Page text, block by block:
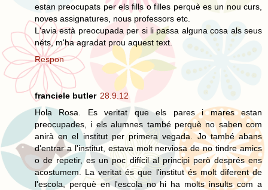
estan preocupats per els fills o filles perquè es un nou curs,
noves assignatures, nous professors etc.
L'avia està preocupada per si li passa alguna cosa als seus
néts, m'ha agradat prou aquest text.
Respon
franciele butler 28.9.12
Hola Rosa. Es veritat que els pares i mares estan
preocupades, i els alumnes també perquè no saben com
anirà en el institut per primera vegada. Jo també abans
d'entrar a l'institut, estava molt nerviosa de no tindre amics
o de repetir, es un poc difícil al principi però després ens
acostumem. La veritat és que l'institut és molt diferent de
l'escola, perquè en l'escola no hi ha molts insults com a